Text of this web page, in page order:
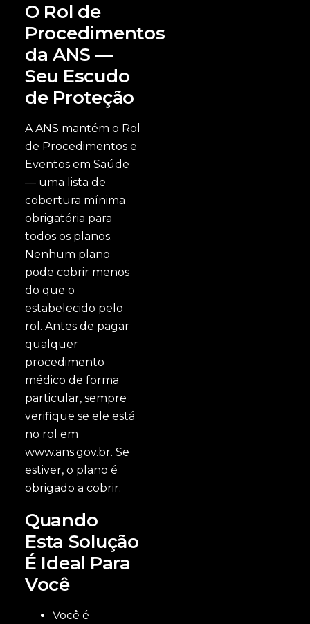
O Rol de
Procedimentos
da ANS —
Seu Escudo
de Proteção
A ANS mantém o Rol
de Procedimentos e
Eventos em Saúde
— uma lista de
cobertura mínima
obrigatória para
todos os planos.
Nenhum plano
pode cobrir menos
do que o
estabelecido pelo
rol. Antes de pagar
qualquer
procedimento
médico de forma
particular, sempre
verifique se ele está
no rol em
www.ans.gov.br. Se
estiver, o plano é
obrigado a cobrir.
Quando
Esta Solução
É Ideal Para
Você
Você é